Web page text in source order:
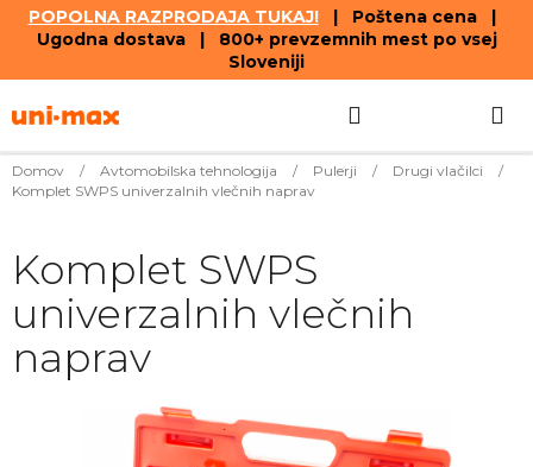
POPOLNA RAZPRODAJA TUKAJ!| Poštena cena |
Ugodna dostava | 800+ prevzemnih mest po vsej
Sloveniji
to
Domov / Avtomobilska tehnologija / Pulerji / Drugi vlačilci
/
Komplet SWPS univerzalnih vlečnih naprav
Komplet SWPS
univerzalnih vlečnih
naprav